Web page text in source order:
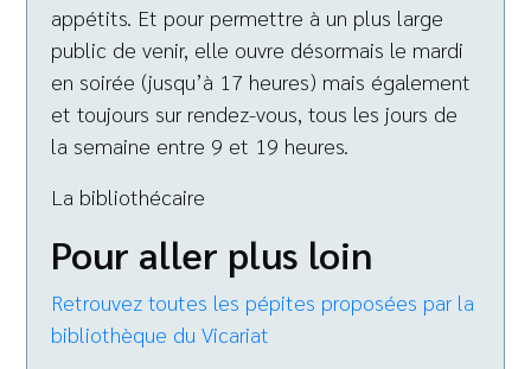
appétits. Et pour permettre à un plus large
public de venir, elle ouvre désormais le mardi
en soirée (jusqu’à 17 heures) mais également
et toujours sur rendez-vous, tous les jours de
la semaine entre 9 et 19 heures.
La bibliothécaire
Pour aller plus loin
Retrouvez toutes les pépites proposées par la
bibliothèque du Vicariat